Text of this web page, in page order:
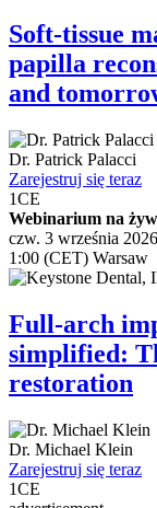
Soft-tissue
papilla
and
Dr. Patrick Palacci
Zarejestruj się teraz
1CE
Webinarium na
czw. 3 września 2026
1:00 (CET) Warsaw
Full-arch
simplified:
restoration
Dr. Michael Klein
Zarejestruj się teraz
1CE